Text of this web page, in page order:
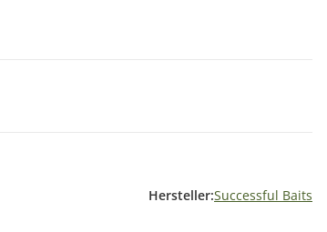
Hersteller:Successful Baits